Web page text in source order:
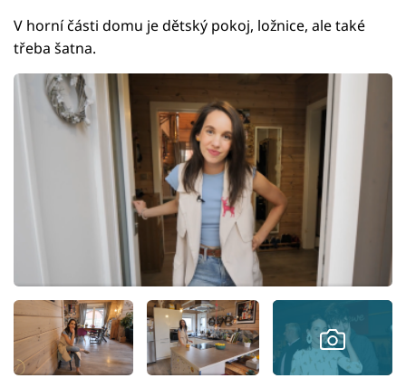
V horní části domu je dětský pokoj, ložnice, ale také
třeba šatna.